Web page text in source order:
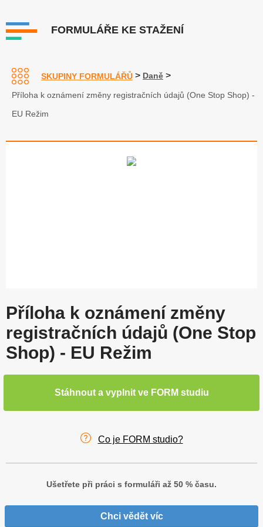
FORMULÁŘE KE STAŽENÍ
SKUPINY FORMULÁŘŮ > Daně >
Příloha k oznámení změny registračních údajů (One Stop Shop) -
EU Režim
Příloha k oznámení změny
registračních údajů (One Stop
Shop) - EU Režim
Stáhnout a vyplnit ve FORM studiu
Co je FORM studio?
Ušetřete při práci s formuláři až 50 % času.
Chci vědět víc